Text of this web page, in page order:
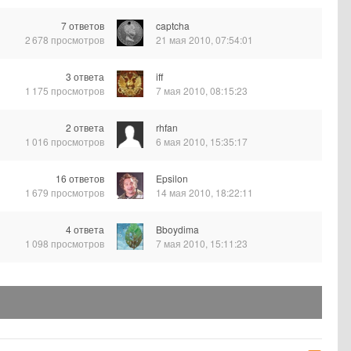
7ответов
2 678 просмотров
captcha
21 мая 2010, 07:54:01
3 ответа
1 175 просмотров
iff
7 мая 2010, 08:15:23
2 ответа
1 016 просмотров
rhfan
6 мая 2010, 15:35:17
16 ответов
1 679 просмотров
Epsilon
14 мая 2010, 18:22:11
4ответа
1 098 просмотров
Bboydima
7 мая 2010, 15:11:23